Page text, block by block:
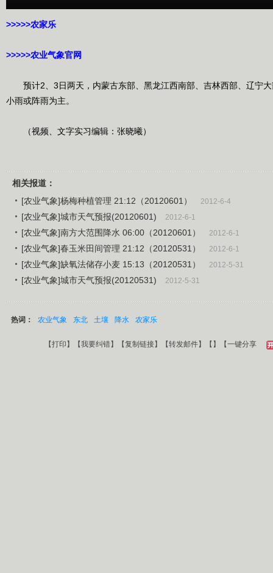
>>>>>农家乐
>>>>>农业气象官网
预计2、3日两天，内蒙古东部、黑龙江西南部、吉林西部、辽宁大
小雨或阵雨为主。
（视频、文字实习编辑：张晓曦）
相关报道：
[农业气象]杨梅种植管理 21:12（20120601）
2012-6-4
[农业气象]城市天气预报(20120601) 2012-6-1
[农业气象]南方大范围降水 06:00（20120601） 2012-6-1
[农业气象]春玉米田间管理 21:12（20120531） 2012-6-1
[农业气象]缺氧法储存小麦 15:13（20120531） 2012-5-31
[农业气象]城市天气预报(20120531) 2012-5-31
热词： 农业气象 东北 土壤 降水 农家乐
【打印 】【我要纠错】【复制链接】【转发邮件】【 】 【一键分享